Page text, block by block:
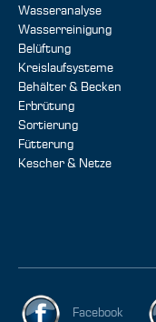
Wasseranalyse
Wasserreinigung
Belüftung
Kreislaufsysteme
Behälter & Becken
Erbrütung
Sortierung
Fütterung
Kescher & Netze
Facebook